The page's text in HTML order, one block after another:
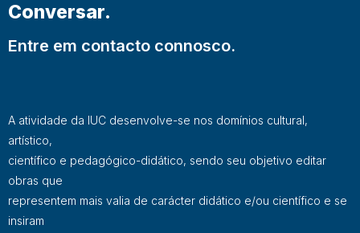
Conversar.
Entre em contacto connosco.
A atividade da IUC desenvolve-se nos domínios cultural,
artístico,
científico e pedagógico-didático, sendo seu objetivo editar
obras que
representem mais valia de carácter didático e/ou científico e se
insiram